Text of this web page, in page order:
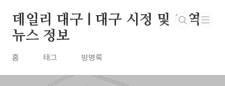
데일리 대구 | 대구 시정 및 지역
뉴스 정보
홈 태그 방명록